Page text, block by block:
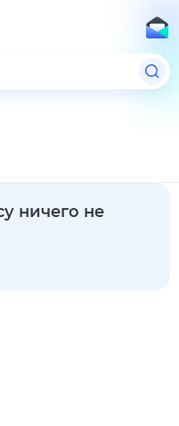
ничего не